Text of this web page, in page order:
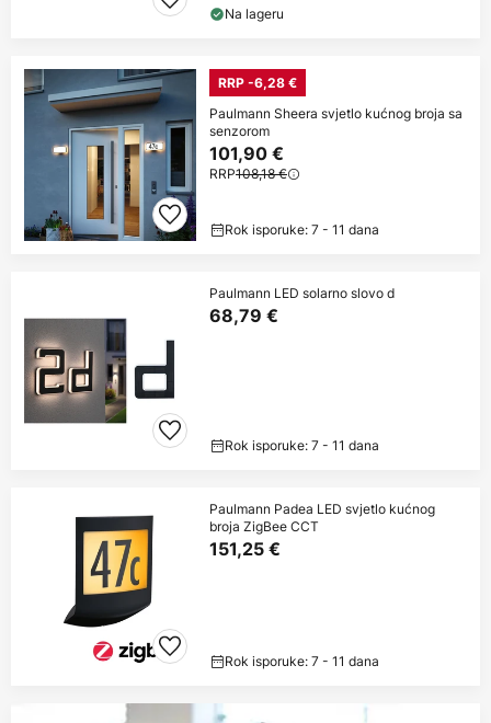
Na lageru
RRP -6,28 €
Paulmann Sheera svjetlo kućnog broja sa
senzorom
101,90 €
RRP108,18 €
Rok isporuke: 7 - 11 dana
Paulmann LED solarno slovo d
68,79 €
Rok isporuke: 7 - 11 dana
Paulmann Padea LED svjetlo kućnog
broja ZigBee CCT
151,25 €
Rok isporuke: 7 - 11 dana